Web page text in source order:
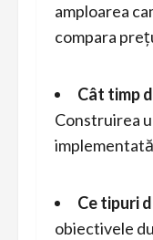
amploarea
compara
Cât timp
Construirea
Ce tipuri
obiectivele